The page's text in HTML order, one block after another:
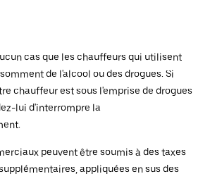
cas que les chauffeurs qui utilisent
de l'alcool ou des drogues. Si
chauffeur est sous l'emprise de drogues
lui d'interrompre la
peuvent être soumis à des taxes
appliquées en sus des